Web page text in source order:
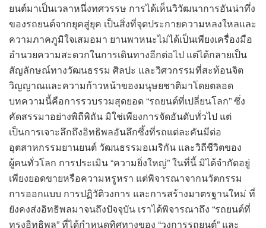
ยนต์มาเป็นเวลาหนึ่งทศวรรษ การได้เห็นวิวัฒนาการอันน่าทึ่ง
ของรถยนต์จากยุคสู่ยุค เป็นสิ่งที่จุดประกายความหลงใหลและ
ความภาคภูมิใจเสมอมา ยานพาหนะไม่ได้เป็นเพียงเครื่องมือ
อำนวยความสะดวกในการเดินทางอีกต่อไป แต่ได้กลายเป็น
สัญลักษณ์ทางวัฒนธรรม ศิลปะ และวิศวกรรมที่สะท้อนจิต
วิญญาณและความก้าวหน้าของมนุษยชาติมาโดยตลอด
บทความนี้คือการรวบรวมสุดยอด “รถยนต์ที่เปลี่ยนโลก” ซึ่ง
คัดสรรมาอย่างพิถีพิถัน มิใช่เพียงการจัดอันดับทั่วไป แต่
เป็นการเจาะลึกถึงอิทธิพลอันลึกซึ้งที่รถแต่ละคันมีต่อ
อุตสาหกรรมยานยนต์ วัฒนธรรมอเมริกัน และวิถีชีวิตของ
ผู้คนทั่วโลก การประเมิน “ความยิ่งใหญ่” ในที่นี้ มิได้จำกัดอยู่
เพียงยอดขายหรือความหรูหรา แต่พิจารณาจากนวัตกรรม
การออกแบบ การปฏิวัติวงการ และการสร้างมาตรฐานใหม่ ที่
ยังคงส่งอิทธิพลมาจนถึงปัจจุบัน เราได้พิจารณาถึง “รถยนต์ที่
ทรงอิทธิพล” ที่ได้กำหนดทิศทางของ “วงการรถยนต์” และ